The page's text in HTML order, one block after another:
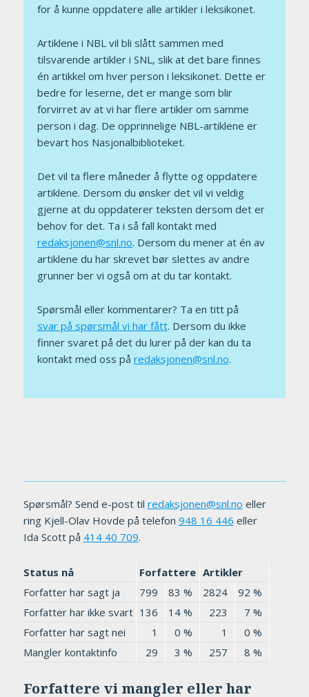
for å kunne oppdatere alle artikler i leksikonet.
Artiklene i NBL vil bli slått sammen med
tilsvarende artikler i SNL, slik at det bare finnes
én artikkel om hver person i leksikonet. Dette er
bedre for leserne, det er mange som blir
forvirret av at vi har flere artikler om samme
person i dag. De opprinnelige NBL-artiklene er
bevart hos Nasjonalbiblioteket.
Det vil ta flere måneder å flytte og oppdatere
artiklene. Dersom du ønsker det vil vi veldig
gjerne at du oppdaterer teksten dersom det er
behov for det. Ta i så fall kontakt med
redaksjonen@snl.no. Dersom du mener at én av
artiklene du har skrevet bør slettes av andre
grunner ber vi også om at du tar kontakt.
Spørsmål eller kommentarer? Ta en titt på
svar på spørsmål vi har fått. Dersom du ikke
finner svaret på det du lurer på der kan du ta
kontakt med oss på redaksjonen@snl.no.
Spørsmål? Send e-post til redaksjonen@snl.no eller
ring Kjell-Olav Hovde på telefon 948 16 446‬ eller
‬Ida Scott på ‭414 40 709‬.
Status nå Forfattere Artikler
Forfatter har sagt ja
799 83 % 2824
92 %
Forfatter har ikke svart 136 14 % 223
7 %
Forfatter har sagt nei
1 0 % 1
0 %
Mangler kontaktinfo
29 3 % 257 8 %
Forfattere vi mangler eller har